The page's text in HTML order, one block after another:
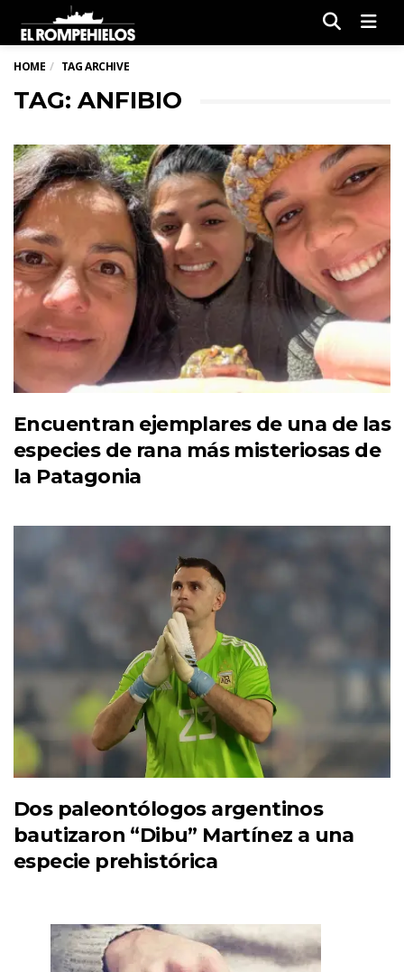
HOME TAG ARCHIVE
TAG: ANFIBIO
Encuentran ejemplares de una de las
especies de rana más misteriosas de
la Patagonia
Dos paleontólogos argentinos
bautizaron “Dibu” Martínez a una
especie prehistórica